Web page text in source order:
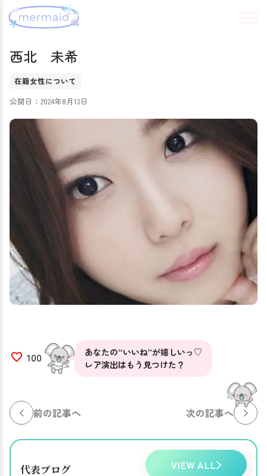
西北 未希
在籍女性について
公開日：2024年8月13日
100
あなたの“いいね”が嬉しいっ♡
レア演出はもう見つけた？
前の記事へ 次の記事へ
代表ブログ VIEW ALL